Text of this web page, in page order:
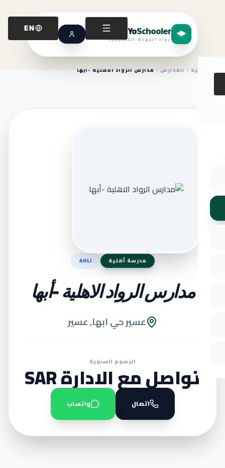
YoSchooler
رواد الجودة التعليمية
EN
الرئيسية المدارس مدارس الرواد الاهلية -أبها
مدرسة أهلية AHLI
مدارس الرواد الاهلية -أبها
عسير حي ابها, عسير
الرسوم السنوية
تواصل مع الادارة SAR
اتصال واتساب